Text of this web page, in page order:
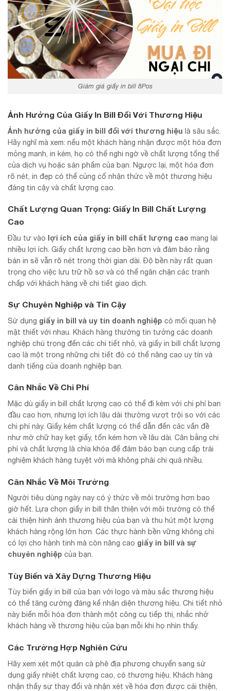
Giảm giá giấy in bill 8Pos
Ảnh Hưởng Của Giấy In Bill Đối Với Thương Hiệu
Ảnh hưởng của giấy in bill đối với thương hiệu là sâu sắc.
Hãy nghĩ mà xem: nếu một khách hàng nhận được một hóa đơn
mỏng manh, in kém, họ có thể nghi ngờ về chất lượng tổng thể
của dịch vụ hoặc sản phẩm của bạn. Ngược lại, một hóa đơn
rõ nét, in đẹp có thể củng cố nhận thức về một thương hiệu
đáng tin cậy và chất lượng cao.
Chất Lượng Quan Trọng: Giấy In Bill Chất Lượng
Cao
Đầu tư vào lợi ích của giấy in bill chất lượng cao mang lại
nhiều lợi ích. Giấy chất lượng cao bền hơn và đảm bảo rằng
bản in sẽ vẫn rõ nét trong thời gian dài. Độ bền này rất quan
trọng cho việc lưu trữ hồ sơ và có thể ngăn chặn các tranh
chấp với khách hàng về chi tiết giao dịch.
Sự Chuyên Nghiệp và Tin Cậy
Sử dụng giấy in bill và uy tín doanh nghiệp có mối quan hệ
mật thiết với nhau. Khách hàng thường tin tưởng các doanh
nghiệp chú trọng đến các chi tiết nhỏ, và giấy in bill chất lượng
cao là một trong những chi tiết đó có thể nâng cao uy tín và
danh tiếng của doanh nghiệp bạn.
Cân Nhắc Về Chi Phí
Mặc dù giấy in bill chất lượng cao có thể đi kèm với chi phí ban
đầu cao hơn, nhưng lợi ích lâu dài thường vượt trội so với các
chi phí này. Giấy kém chất lượng có thể dẫn đến các vấn đề
như mờ chữ hay kẹt giấy, tốn kém hơn về lâu dài. Cân bằng chi
phí và chất lượng là chìa khóa để đảm bảo bạn cung cấp trải
nghiệm khách hàng tuyệt vời mà không phải chi quá nhiều.
Cân Nhắc Về Môi Trường
Người tiêu dùng ngày nay có ý thức về môi trường hơn bao
giờ hết. Lựa chọn giấy in bill thân thiện với môi trường có thể
cải thiện hình ảnh thương hiệu của bạn và thu hút một lượng
khách hàng rộng lớn hơn. Các thực hành bền vững không chỉ
có lợi cho hành tinh mà còn nâng cao giấy in bill và sự
chuyên nghiệp của bạn.
Tùy Biến và Xây Dựng Thương Hiệu
Tùy biến giấy in bill của bạn với logo và màu sắc thương hiệu
có thể tăng cường đáng kể nhận diện thương hiệu. Chi tiết nhỏ
này biến mỗi hóa đơn thành một công cụ tiếp thị, nhắc nhở
khách hàng về thương hiệu của bạn mỗi khi họ nhìn thấy.
Các Trường Hợp Nghiên Cứu
Hãy xem xét một quán cà phê địa phương chuyển sang sử
dụng giấy nhiệt chất lượng cao, có thương hiệu. Khách hàng
nhận thấy sự thay đổi và nhận xét về hóa đơn được cải thiện,